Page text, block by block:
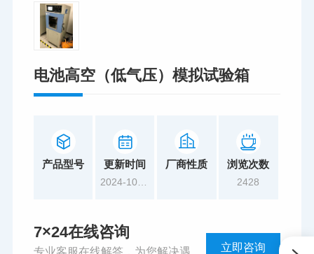
电池高空（低气压）模拟试验箱
产品型号 更新时间 厂商性质 浏览次数
2428
7×24在线咨询
专业客服在线解答，为您解决遇
立即咨询